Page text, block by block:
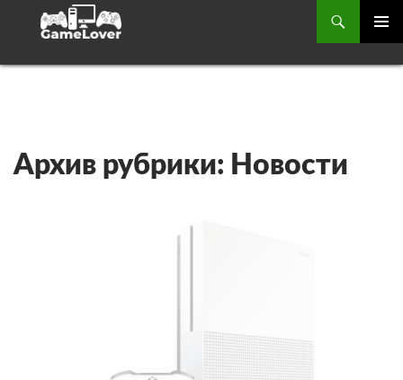
Поиск
МЕНЮ
Архив рубрики: Новости